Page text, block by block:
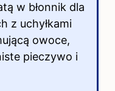
w błonnik dla
z uchyłkami
owoce,
pieczywo i